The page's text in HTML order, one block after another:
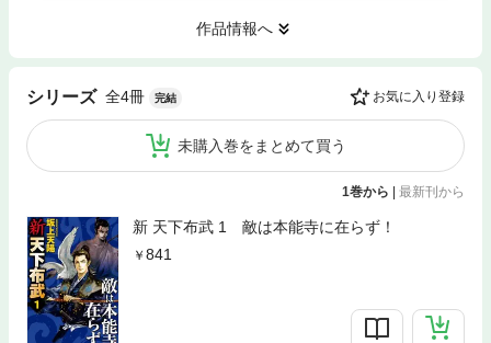
作品情報へ
シリーズ 全4冊 完結 お気に入り登録
未購入巻をまとめて買う
1巻から 最新刊から
新 天下布武 1 敵は本能寺に在らず！
841